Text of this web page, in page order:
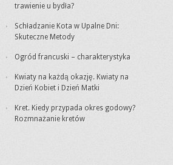
trawienie u bydła?
Schładzanie Kota w Upalne Dni:
Skuteczne Metody
Ogród francuski – charakterystyka
Kwiaty na każdą okazję. Kwiaty na
Dzień Kobiet i Dzień Matki
Kret. Kiedy przypada okres godowy?
Rozmnażanie kretów